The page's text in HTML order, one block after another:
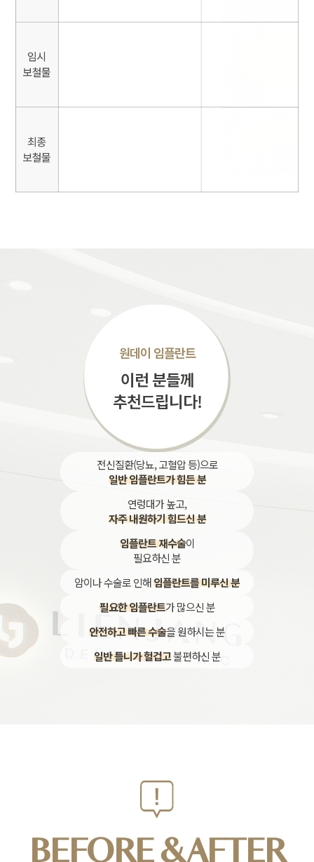
원데이 임플란트
이런 분들께
추천드립니다!
전신질환(당뇨, 고혈압 등)으로
일반 임플란트가 힘든 분
연렁대가 높고,
자주 내원하기 힘드신 분
임플란트 재수술이
필요하신 분
암이나 수술로 인해임플란트를 미루신 분
필요한 임플란트가 많으신 분
안전하고 빠른 수술을 원하시는 분
일반 틀니가 헐겁고불편하신 분
BEFORE & AFTER